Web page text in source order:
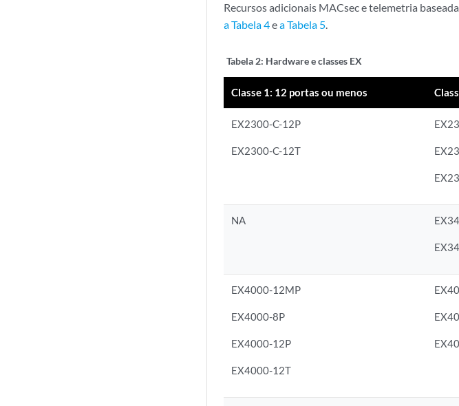
Recursos adicionais MACsec e telemetria
a Tabela 4ea Tabela 5.
Tabela 2: Hardware e classes EX
Classe 1: 12 portas ou menos
EX2300-C-12P
EX2300-C-12T
NA
EX4000-12MP
EX4000-8P
EX4000-12P
EX4000-12T